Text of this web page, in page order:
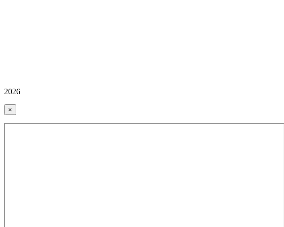
2026
×